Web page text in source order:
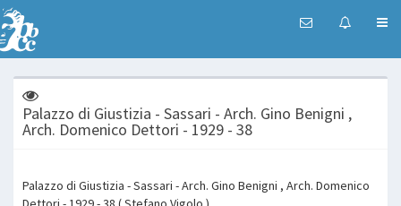
Palazzo di Giustizia - Sassari - Arch. Gino Benigni ,
Arch. Domenico Dettori - 1929 - 38
Palazzo di Giustizia - Sassari - Arch. Gino Benigni , Arch. Domenico